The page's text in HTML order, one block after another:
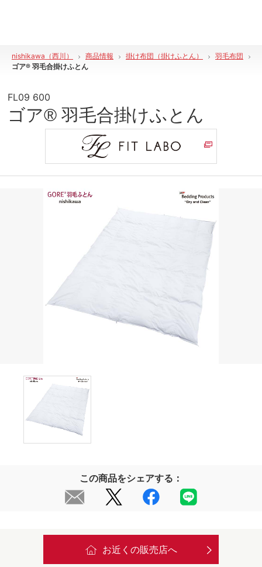
nishikawa（西川） 商品情報 掛け布団（掛けふとん）
羽毛布団
ゴア® 羽毛合掛けふとん
FL09 600
ゴア® 羽毛合掛けふとん
この商品をシェアする：
お近くの販売店へ